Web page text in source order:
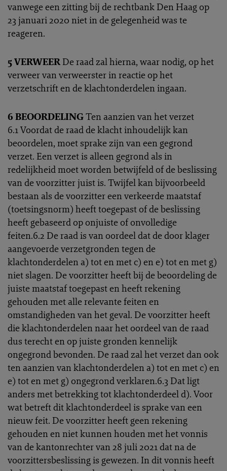
vanwege een zitting bij de rechtbank Den Haag op
23 januari 2020 niet in de gelegenheid was te
reageren.
5 VERWEER De raad zal hierna, waar nodig, op het
verweer van verweerster in reactie op het
verzetschrift en de klachtonderdelen ingaan.
6 BEOORDELINGTen aanzien van het verzet
6.1 Voordat de raad de klacht inhoudelijk kan
beoordelen, moet sprake zijn van een gegrond
verzet. Een verzet is alleen gegrond als in
redelijkheid moet worden betwijfeld of de beslissing
van de voorzitter juist is. Twijfel kan bijvoorbeeld
bestaan als de voorzitter een verkeerde maatstaf
(toetsingsnorm) heeft toegepast of de beslissing
heeft gebaseerd op onjuiste of onvolledige
feiten.6.2 De raad is van oordeel dat de door klager
aangevoerde verzetgronden tegen de
klachtonderdelen a) tot en met c) en e) tot en met g)
niet slagen. De voorzitter heeft bij de beoordeling de
juiste maatstaf toegepast en heeft rekening
gehouden met alle relevante feiten en
omstandigheden van het geval. De voorzitter heeft
die klachtonderdelen naar het oordeel van de raad
dus terecht en op juiste gronden kennelijk
ongegrond bevonden. De raad zal het verzet dan ook
ten aanzien van klachtonderdelen a) tot en met c) en
e) tot en met g) ongegrond verklaren.6.3 Dat ligt
anders met betrekking tot klachtonderdeel d). Voor
wat betreft dit klachtonderdeel is sprake van een
nieuw feit. De voorzitter heeft geen rekening
gehouden en niet kunnen houden met het vonnis
van de kantonrechter van 28 juli 2021 dat na de
voorzittersbeslissing is gewezen. In dit vonnis heeft